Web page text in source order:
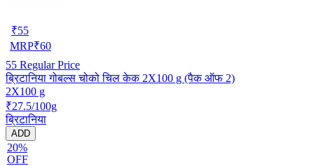
₹55
MRP₹60
55 Regular Price
ब्रिटानिया गोबल्स चोको चिल केक 2X100 g (पैक ऑफ 2)
2X100 g
₹27.5/100g
ब्रिटानिया
ADD
20%
OFF